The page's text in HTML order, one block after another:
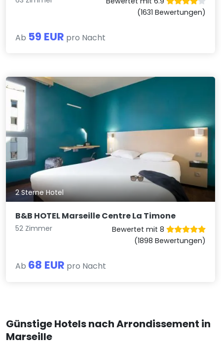
(1631 Bewertungen)
Ab 59 EUR pro Nacht
2 Sterne Hotel
B&B HOTEL Marseille Centre La Timone
52 Zimmer
Bewertet mit 8
(1898 Bewertungen)
Ab 68 EUR pro Nacht
Günstige Hotels nach Arrondissement in
Marseille